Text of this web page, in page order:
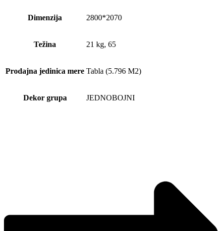
Dimenzija 2800*2070
Težina 21 kg, 65
Prodajna jedinica mere Tabla (5.796 M2)
Dekor grupa JEDNOBOJNI